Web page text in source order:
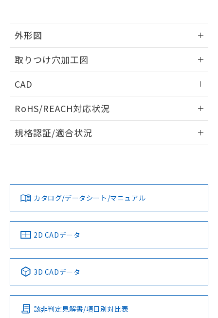
外形図
取りつけ穴加工図
CAD
ドすることができます。
ログイン/会員登録
ダウンロードデータをご利用いただく前に、以下を必ずお読
みください。
ソフトウェアの使用条件
RoHS/REACH対応状況
EU RoHS 注意事項・凡例
対応済み
中国 RoHS 注意事項・凡例
Pb Hg Cd Cr(VI)
O
規格認証/適合状況
カタログ/データシート/マニュアル
2D CADデータ
3D CADデータ
該非判定見解書/項目別対比表
品・サービスに関するお客様との取
の共同利用に関して"
用者の範囲」に記載されている法人を
EU RoHS指令（10物質）の非含有証明書
51物質の非含有証明書（当社基準）
※本証明書は発行日時点で非含有を証明す
物質の対応では、対応完了までの期間は出
荷製品に未対応品が混在することから備考
欄に対応日を記載しておりました。
既に当社にて対応品への在庫切替を完了